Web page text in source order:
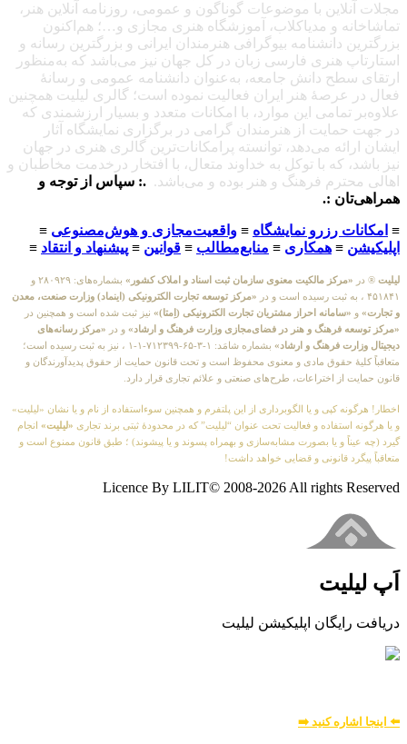
مجلات آنلاین با موضوعات گوناگون و عمومی، روزنامه آنلاین هنر،
تماشاخانه و مدیاکلاب، آموزشگاه هنری مجازی و…؛ هم‌اکنون
بزرگترین دانشنامه بیوگرافی هنرمندان ایرانی و بزرگترین رسانه و
استارتاپ هنری فارسی زبان در کل جهان نیز می‌باشد که به‌منظور
ارتقای سطح دانش جامعه، به‌عنوان دانشنامه عمومی و رسانهٔ
فعال در عرصهٔ هنر ایران فعالیت نموده است؛ گالری لیلیت همچنین
علاوه‌بر تمامی این موارد، با امکانات متعدد و بسیار ارزشمندی که
در جهت حمایت از هنرمندان گرامی در برگزاری نمایشگاه آثار
ایشان ارائه می‌دهد، توانسته پرامکانات‌ترین گالری هنری در جهان
نیز باشد، که با توکل به خداوند متعال، با افتخار درخدمت مخاطبان و
اهالی محترم فرهنگ و هنر بوده و می‌باشد. .: سپاس از توجه و
همراهی‌تان :.
≡ امکانات رزرو نمایشگاه ≡ واقعیت‌مجازی و هوش‌مصنوعی ≡
اپلیکیشن ≡ همکاری ≡ منابع‌مطالب ≡ قوانین ≡ پیشنهاد و انتقاد ≡
لیلیت ® در «مرکز مالکیت معنوی سازمان ثبت اسناد و املاک کشور»
بشماره‌های: ۲۸۰۹۲۹ و
۴۵۱۸۴۱ ، به ثبت رسیده است و در
«مرکز توسعه تجارت الکترونیکی (اینماد) وزارت صنعت، معدن
و تجارت» و «سامانه احراز مشتریان تجارت الکترونیکی (اِمتا)» نیز ثبت شده است و همچنین در
«مرکز توسعه فرهنگ و هنر در فضای‌مجازی وزارت فرهنگ و ارشاد» و در «مرکز رسانه‌های
دیجیتال وزارت فرهنگ و ارشاد»
بشماره شامَد: ۱-۳-۶۵-۷۱۲۳۹۹-۱-۱ ، نیز به ثبت رسیده است؛
متعاقباً کلیهٔ حقوق مادی و معنوی محفوظ است و تحت قانون حمایت از حقوق پدیدآورندگان و
قانون حمایت از اختراعات، طرح‌های صنعتی و علائم تجاری قرار دارد.
اخطار! هرگونه کپی و یا الگوبرداری از این پلتفرم و همچنین سوءاستفاده از نام و یا نشان «لیلیت»
و یا هرگونه استفاده و فعالیت تحت عنوان “لیلیت” که در محدودهٔ ثبتی برند تجاری «لیلیت» انجام
گیرد (چه عیناً و یا بصورت مشابه‌سازی و بهمراه پسوند و یا پیشوند) ؛ طبق قانون ممنوع است و
متعاقباً پیگرد قانونی و قضایی خواهد داشت!
Licence By LILIT© 2008-2026 All rights Reserved
اَپ لیلیت
دریافت رایگان اپلیکیشن لیلیت
⬅️ اینجا اشاره کنید ➡️